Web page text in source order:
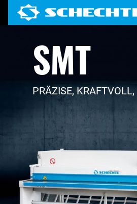
SMT
PRÄZISE,